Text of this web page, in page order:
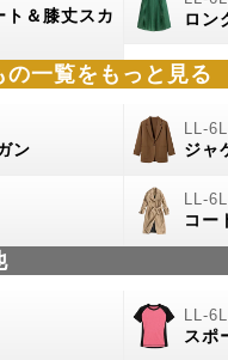
ト＆膝丈スカ
ロン
の一覧をもっと見る
ン ジャ
コー
スポ